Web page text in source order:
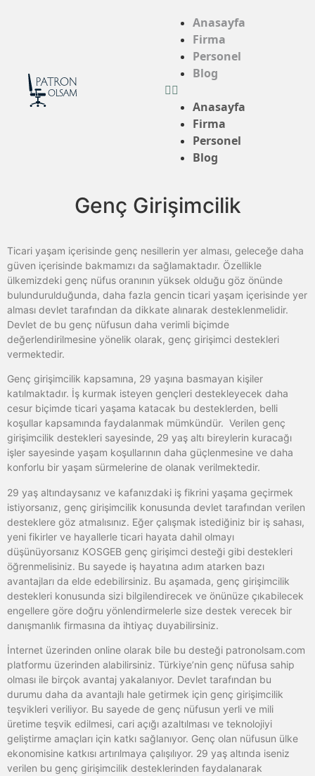
Anasayfa
Firma
Personel
Blog
Anasayfa
Firma
Personel
Blog
Genç Girişimcilik​
Ticari yaşam içerisinde genç nesillerin yer alması, geleceğe daha
güven içerisinde bakmamızı da sağlamaktadır. Özellikle
ülkemizdeki genç nüfus oranının yüksek olduğu göz önünde
bulundurulduğunda, daha fazla gencin ticari yaşam içerisinde yer
alması devlet tarafından da dikkate alınarak desteklenmelidir.
Devlet de bu genç nüfusun daha verimli biçimde
değerlendirilmesine yönelik olarak, genç girişimci destekleri
vermektedir.
Genç girişimcilik kapsamına, 29 yaşına basmayan kişiler
katılmaktadır. İş kurmak isteyen gençleri destekleyecek daha
cesur biçimde ticari yaşama katacak bu desteklerden, belli
koşullar kapsamında faydalanmak mümkündür. Verilen genç
girişimcilik destekleri sayesinde, 29 yaş altı bireylerin kuracağı
işler sayesinde yaşam koşullarının daha güçlenmesine ve daha
konforlu bir yaşam sürmelerine de olanak verilmektedir.
29 yaş altındaysanız ve kafanızdaki iş fikrini yaşama geçirmek
istiyorsanız, genç girişimcilik konusunda devlet tarafından verilen
desteklere göz atmalısınız. Eğer çalışmak istediğiniz bir iş sahası,
yeni fikirler ve hayallerle ticari hayata dahil olmayı
düşünüyorsanız KOSGEB genç girişimci desteği gibi destekleri
öğrenmelisiniz. Bu sayede iş hayatına adım atarken bazı
avantajları da elde edebilirsiniz. Bu aşamada, genç girişimcilik
destekleri konusunda sizi bilgilendirecek ve önünüze çıkabilecek
engellere göre doğru yönlendirmelerle size destek verecek bir
danışmanlık firmasına da ihtiyaç duyabilirsiniz.
İnternet üzerinden online olarak bile bu desteği patronolsam.com
platformu üzerinden alabilirsiniz. Türkiye’nin genç nüfusa sahip
olması ile birçok avantaj yakalanıyor. Devlet tarafından bu
durumu daha da avantajlı hale getirmek için genç girişimcilik
teşvikleri veriliyor. Bu sayede de genç nüfusun yerli ve mili
üretime teşvik edilmesi, cari açığı azaltılması ve teknolojiyi
geliştirme amaçları için katkı sağlanıyor. Genç olan nüfusun ülke
ekonomisine katkısı artırılmaya çalışılıyor. 29 yaş altında iseniz
verilen bu genç girişimcilik desteklerinden faydalanarak